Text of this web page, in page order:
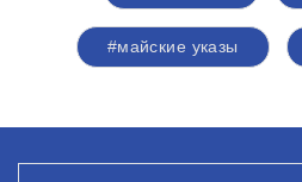
#майские указы